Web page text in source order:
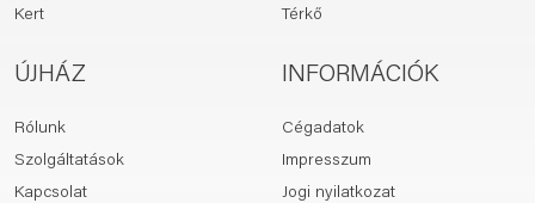
Kert
Térkő
ÚJHÁZ
Rólunk
Szolgáltatások
Kapcsolat
INFORMÁCIÓK
Cégadatok
Impresszum
Jogi nyilatkozat